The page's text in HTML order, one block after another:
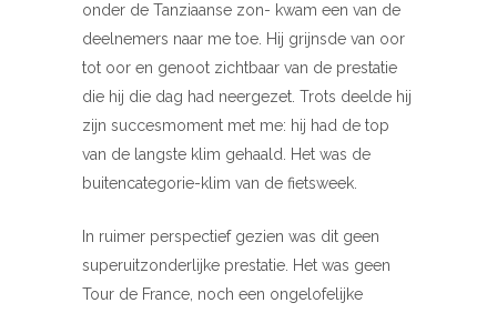
onder de Tanziaanse zon- kwam een van de
deelnemers naar me toe. Hij grijnsde van oor
tot oor en genoot zichtbaar van de prestatie
die hij die dag had neergezet. Trots deelde hij
zijn succesmoment met me: hij had de top
van de langste klim gehaald. Het was de
buitencategorie-klim van de fietsweek.
In ruimer perspectief gezien was dit geen
superuitzonderlijke prestatie. Het was geen
Tour de France, noch een ongelofelijke